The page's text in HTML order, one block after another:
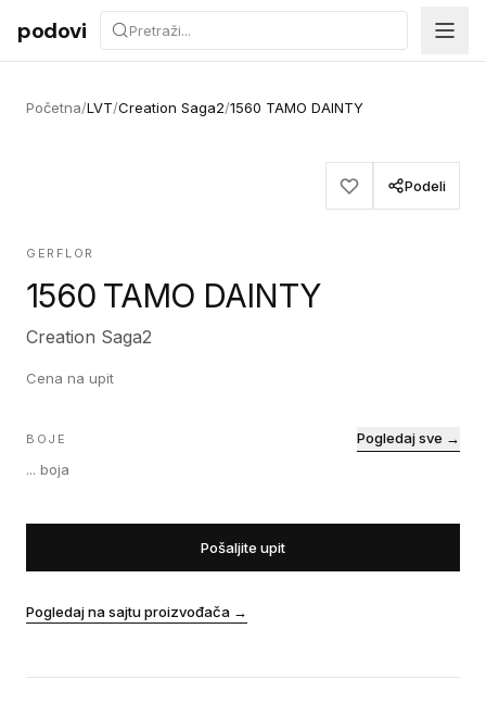
Preskoči na sadržaj
podovi
Početna/LVT/Creation Saga2/1560 TAMO DAINTY
Podeli
GERFLOR
1560 TAMO DAINTY
Creation Saga2
Cena na upit
BOJE
... boja
Pogledaj sve →
Pošaljite upit
Pogledaj na sajtu proizvođača →